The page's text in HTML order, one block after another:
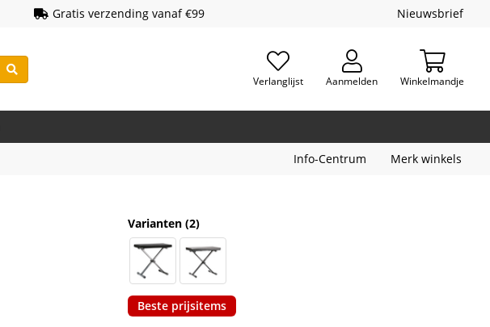
Gratis verzending vanaf €99 Nieuwsbrief
Verlanglijst Aanmelden Winkelmandje
Info-Centrum Merk winkels
Varianten (2)
Beste prijsitems